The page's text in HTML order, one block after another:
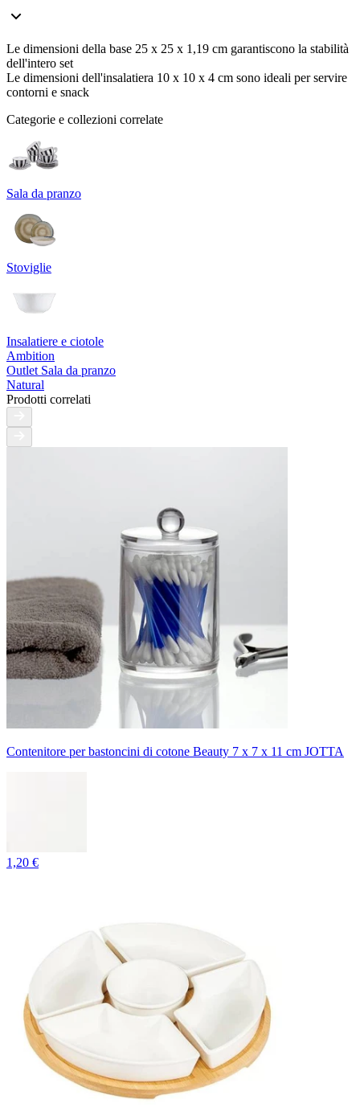
Le dimensioni della base 25 x 25 x 1,19 cm garantiscono la stabilità
dell'intero set
Le dimensioni dell'insalatiera 10 x 10 x 4 cm sono ideali per servire
contorni e snack
Categorie e collezioni correlate
Sala da pranzo
Stoviglie
Insalatiere e ciotole
Ambition
Outlet Sala da pranzo
Natural
Prodotti correlati
Contenitore per bastoncini di cotone Beauty 7 x 7 x 11 cm JOTTA
1,20 €